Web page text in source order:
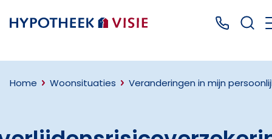
Terug naar home Bel ons:
Home Woonsituaties Veranderingen in mijn